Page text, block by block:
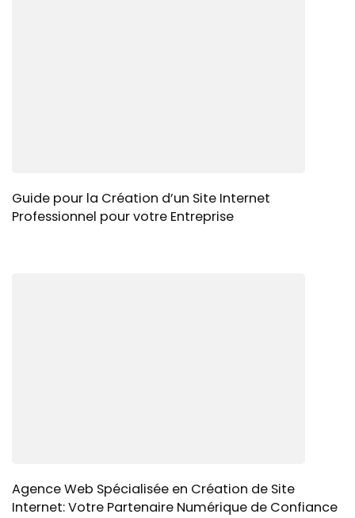
Guide pour la Création d’un Site Internet
Professionnel pour votre Entreprise
Agence Web Spécialisée en Création de Site
Internet: Votre Partenaire Numérique de Confiance